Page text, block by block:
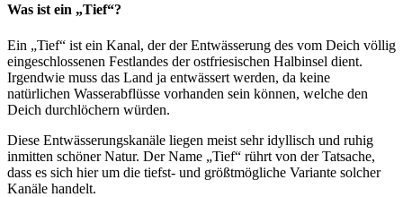
Was ist ein „Tief“?
Ein „Tief“ ist ein Kanal, der der Entwässerung des vom Deich völlig
eingeschlossenen Festlandes der ostfriesischen Halbinsel dient.
Irgendwie muss das Land ja entwässert werden, da keine
natürlichen Wasserabflüsse vorhanden sein können, welche den
Deich durchlöchern würden.
Diese Entwässerungskanäle liegen meist sehr idyllisch und ruhig
inmitten schöner Natur. Der Name „Tief“ rührt von der Tatsache,
dass es sich hier um die tiefst- und größtmögliche Variante solcher
Kanäle handelt.